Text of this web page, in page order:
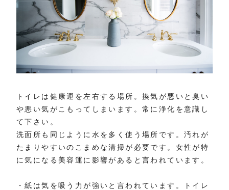
トイレは健康運を左右する場所。換気が悪いと臭い
や悪い気がこもってしまいます。常に浄化を意識し
て下さい。
洗面所も同じように水を多く使う場所です。汚れが
たまりやすいのこまめな清掃が必要です。女性が特
に気になる美容運に影響があると言われています。
・紙は気を吸う力が強いと言われています。トイレ